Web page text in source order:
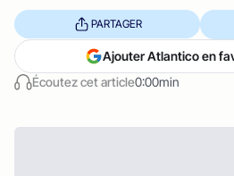
Écoutez cet article0:00min
PARTAGER
Ajouter Atlantico en